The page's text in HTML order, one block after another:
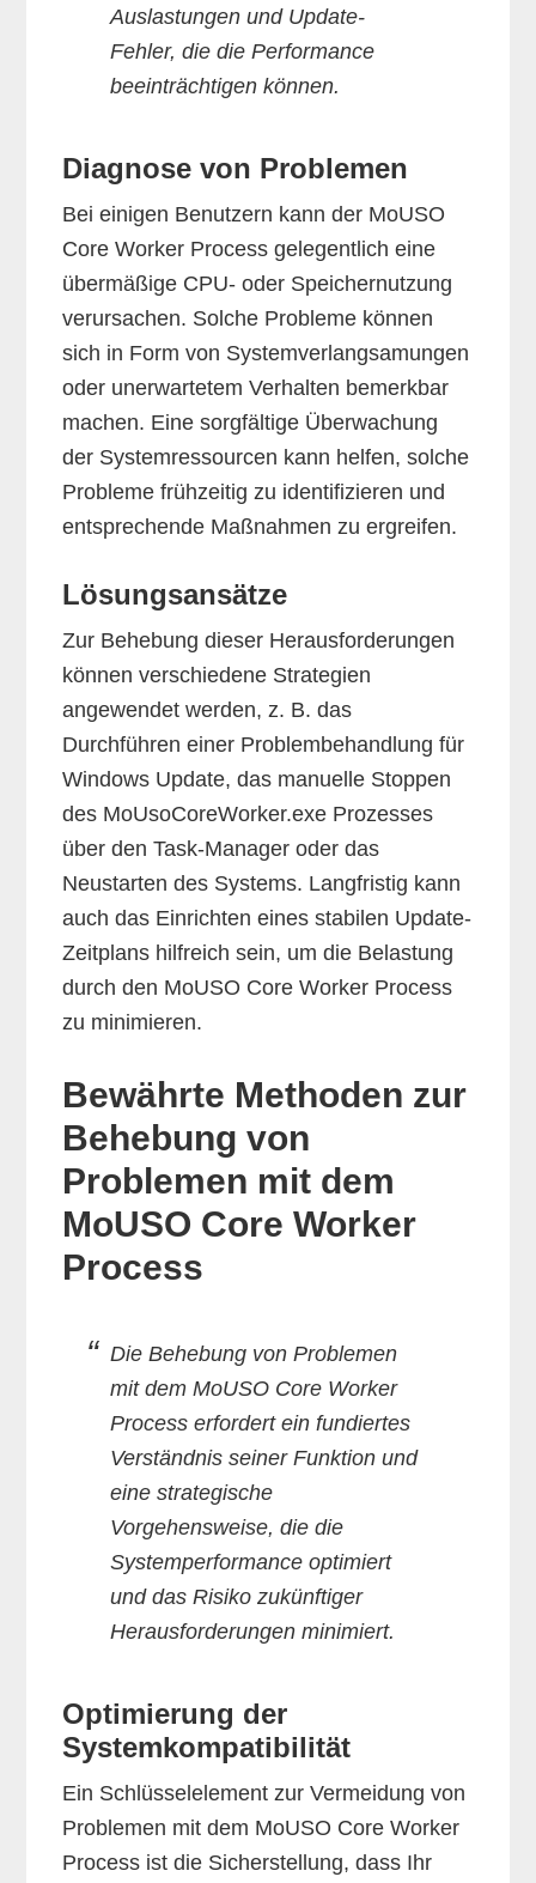
Auslastungen und Update-
Fehler, die die Performance
beeinträchtigen können.
Diagnose von Problemen
Bei einigen Benutzern kann der MoUSO
Core Worker Process gelegentlich eine
übermäßige CPU- oder Speichernutzung
verursachen. Solche Probleme können
sich in Form von Systemverlangsamungen
oder unerwartetem Verhalten bemerkbar
machen. Eine sorgfältige Überwachung
der Systemressourcen kann helfen, solche
Probleme frühzeitig zu identifizieren und
entsprechende Maßnahmen zu ergreifen.
Lösungsansätze
Zur Behebung dieser Herausforderungen
können verschiedene Strategien
angewendet werden, z. B. das
Durchführen einer Problembehandlung für
Windows Update, das manuelle Stoppen
des MoUsoCoreWorker.exe Prozesses
über den Task-Manager oder das
Neustarten des Systems. Langfristig kann
auch das Einrichten eines stabilen Update-
Zeitplans hilfreich sein, um die Belastung
durch den MoUSO Core Worker Process
zu minimieren.
Bewährte Methoden zur
Behebung von
Problemen mit dem
MoUSO Core Worker
Process
Die Behebung von Problemen
mit dem MoUSO Core Worker
Process erfordert ein fundiertes
Verständnis seiner Funktion und
eine strategische
Vorgehensweise, die die
Systemperformance optimiert
und das Risiko zukünftiger
Herausforderungen minimiert.
Optimierung der
Systemkompatibilität
Ein Schlüsselelement zur Vermeidung von
Problemen mit dem MoUSO Core Worker
Process ist die Sicherstellung, dass Ihr